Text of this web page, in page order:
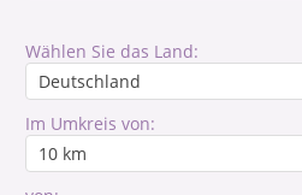
Wählen Sie das Land:
Im Umkreis von: